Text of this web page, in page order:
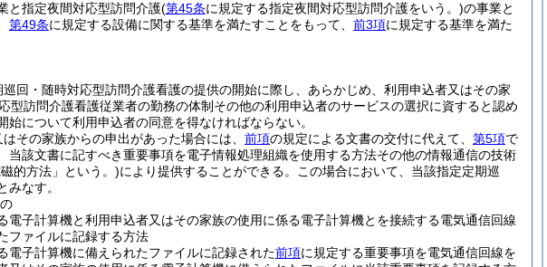
と指定夜間対応型訪問介護(第45条に規定する指定夜間対応型訪問介護をいう。)の事業と
第49条に規定する設備に関する基準を満たすことをもって、 前3項に規定する基準を満た
回・随時対応型訪問介護看護の提供の開始に際し、あらかじめ、利用申込者又はその家
型訪問介護看護従業者の勤務の体制その他の利用申込者のサービスの選択に資すると認め
について利用申込者の同意を得なければならない。
その家族からの申出があった場合には、 前項の規定による文書の交付に代えて、 第5項で
該文書に記すべき重要事項を電子情報処理組織を使用する方法その他の情報通信の技術
的方法」という。)により提供することができる。
この場合において、当該指定定期巡
なす。
子計算機と利用申込者又はその家族の使用に係る電子計算機とを接続する電気通信回線
ファイルに記録する方法
子計算機に備えられたファイルに記録された前項に規定する重要事項を電気通信回線を